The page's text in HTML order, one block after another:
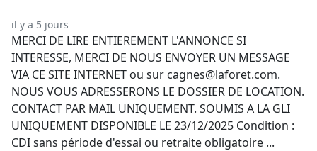
il y a 5 jours
MERCI DE LIRE ENTIEREMENT L'ANNONCE SI
INTERESSE, MERCI DE NOUS ENVOYER UN MESSAGE
VIA CE SITE INTERNET ou sur cagnes@laforet.com.
NOUS VOUS ADRESSERONS LE DOSSIER DE LOCATION.
CONTACT PAR MAIL UNIQUEMENT. SOUMIS A LA GLI
UNIQUEMENT DISPONIBLE LE 23/12/2025 Condition :
CDI sans période d'essai ou retraite obligatoire ...